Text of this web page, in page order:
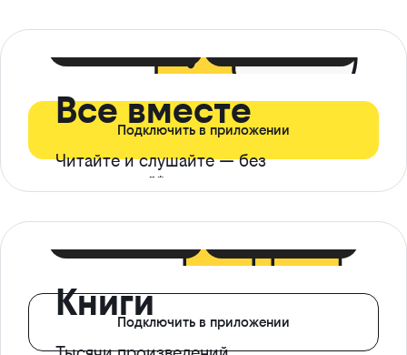
Все вместе
Читайте и слушайте — без
ограничений*
Подключить в приложении
КнигиПодключить в приложении